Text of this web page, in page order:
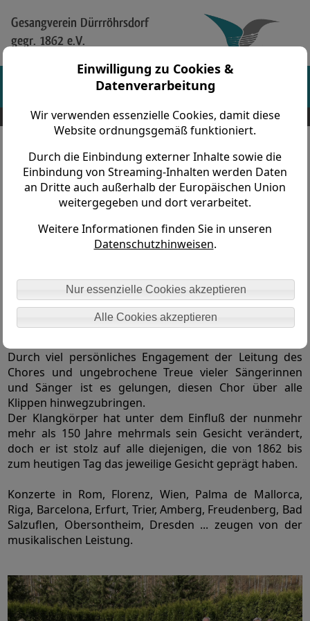
Einwilligung zu Cookies &
Datenverarbeitung
Wir verwenden essenzielle Cookies, damit diese
Website ordnungsgemäß funktioniert.
Durch die Einbindung externer Inhalte sowie die
Einbindung von Streaming-Inhalten werden Daten
an Dritte auch außerhalb der Europäischen Union
weitergegeben und dort verarbeitet.
Weitere Informationen finden Sie in unseren
Datenschutzhinweisen.
Nur essenzielle Cookies akzeptieren
Alle Cookies akzeptieren
Gesangverein Dürrröhrsdorf
gegr. 1862 e.V.
Gesangverein Dürrröhrsdorf gegr. 1862 e.V. > Verein > Wer sind wir?
Durch viel persönliches Engagement der Leitung des
Chores und ungebrochene Treue vieler Sängerinnen
und Sänger ist es gelungen, diesen Chor über alle
Klippen hinwegzubringen.
Der Klangkörper hat unter dem Einfluß der nunmehr
mehr als 150 Jahre mehrmals sein Gesicht verändert,
doch er ist stolz auf alle diejenigen, die von 1862 bis
zum heutigen Tag das jeweilige Gesicht geprägt haben.
Konzerte in Rom, Florenz, Wien, Palma de Mallorca,
Riga, Barcelona, Erfurt, Trier, Amberg, Freudenberg, Bad
Salzuflen, Obersontheim, Dresden ... zeugen von der
musikalischen Leistung.